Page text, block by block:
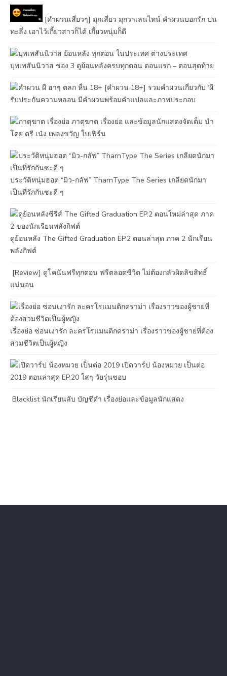
[คำผวนเสี่ยวๆ] มุกเสี่ยว มุกวาเลนไทน์ คำผวนบอกรัก ปน
ทะลึ่ง เอาไว้เกี้ยวสาวก็ได้ เกี้ยวหนุ่มก็ดี
บุพเพสันนิวาส ช่อง 3 ดูย้อนหลังครบทุกตอน ตอนแรก – ตอนสุดท้าย
[คําผวน 18+] รวมคำผวนเกี่ยวกับ ‘ผี’
รับประกันความหลอน มีคำผวนพร้อมคำแปลและภาพประกอบ
ภาตุฆาต เรื่องย่อ และข้อมูลนักแสดงจัดเต็ม นำ
โดย ตรี เน๋ง เพลงขวัญ ใบเฟิร์น
ประวัติหนุ่มฮอต “มิว-กลัฟ” TharnType The Series เกลียดนักมา
เป็นที่รักกันซะดี ๆ
ดูย้อนหลัง The Gifted Graduation EP.2 ตอนล่าสุด ภาค 2 นักเรียน
พลังกิฟต์
[Review] ดูโคนันฟรีทุกตอน ฟรีตลอดชีวิต ไม่ต้องกลัวผิดลิขสิทธิ์
แน่นอน
เรื่องย่อ ซ่อนเงารัก ละครโรแมนติกดราม่า เรื่องราวของผู้ชายที่ต้อง
สวมชีวิตเป็นผู้หญิง
เปิดวาร์ป น้องหมวย เป็นต่อ
2019 ตอนล่าสุด EP.20 ใสๆ วัยรุ่นชอบ
Blacklist นักเรียนลับ บัญชีดำ เรื่องย่อและข้อมูลนักแสดง